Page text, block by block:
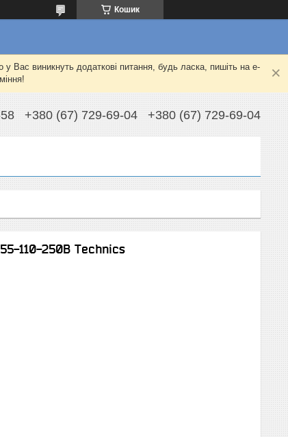
Кошик
Вас виникнуть додаткові питання, будь ласка, пишіть на e-
+380 (67) 729-69-04 +380 (67) 729-69-04
110-250В Technics